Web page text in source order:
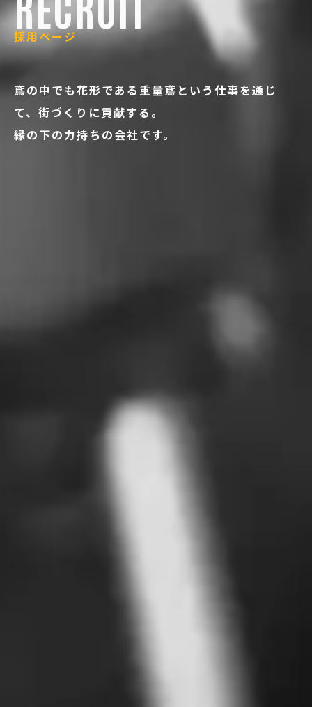
採用ページ
鳶の中でも花形である重量鳶という仕事を通じ
て、街づくりに貢献する。
縁の下の力持ちの会社です。